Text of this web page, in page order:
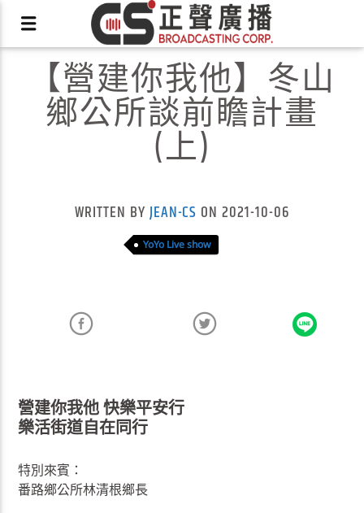
【營建你我他】冬山
鄉公所談前瞻計畫
(上)
WRITTEN BY JEAN-CS ON 2021-10-06
YoYo Live show
營建你我他 快樂平安行
樂活街道自在同行
特別來賓：
番路鄉公所林清根鄉長